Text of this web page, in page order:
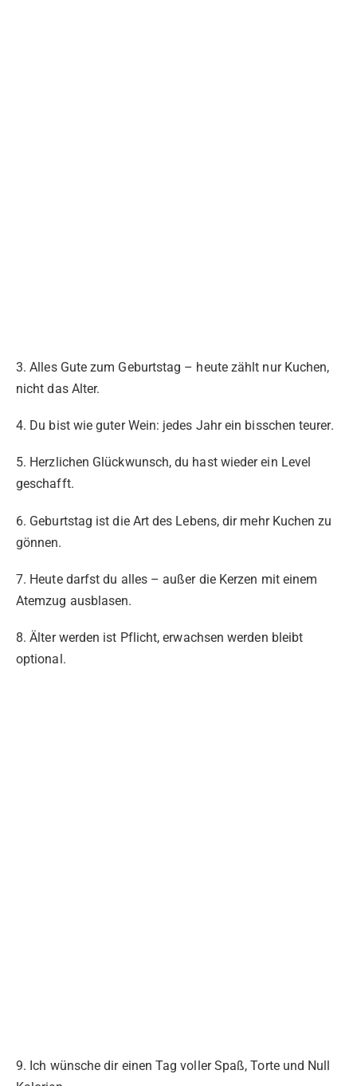
3. Alles Gute zum Geburtstag – heute zählt nur Kuchen,
nicht das Alter.
4. Du bist wie guter Wein: jedes Jahr ein bisschen teurer.
5. Herzlichen Glückwunsch, du hast wieder ein Level
geschafft.
6. Geburtstag ist die Art des Lebens, dir mehr Kuchen zu
gönnen.
7. Heute darfst du alles – außer die Kerzen mit einem
Atemzug ausblasen.
8. Älter werden ist Pflicht, erwachsen werden bleibt
optional.
9. Ich wünsche dir einen Tag voller Spaß, Torte und Null